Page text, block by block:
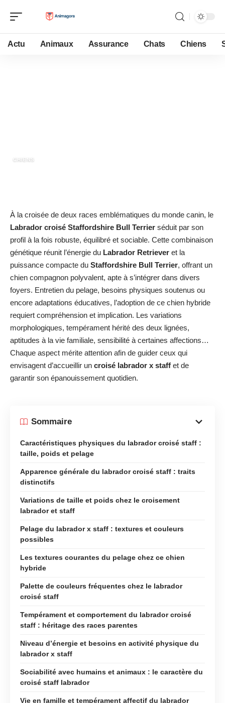
Actu Animaux Assurance Chats Chiens
CHIENS
À la croisée de deux races emblématiques du monde canin, le
Labrador croisé Staffordshire Bull Terrier séduit par son
profil à la fois robuste, équilibré et sociable. Cette combinaison
génétique réunit l’énergie du Labrador Retriever et la
puissance compacte du Staffordshire Bull Terrier, offrant un
chien compagnon polyvalent, apte à s’intégrer dans divers
foyers. Entretien du pelage, besoins physiques soutenus ou
encore adaptations éducatives, l’adoption de ce chien hybride
requiert compréhension et implication. Les variations
morphologiques, tempérament hérité des deux lignées,
aptitudes à la vie familiale, sensibilité à certaines affections…
Chaque aspect mérite attention afin de guider ceux qui
envisagent d’accueillir un croisé labrador x staff et de
garantir son épanouissement quotidien.
Sommaire
Caractéristiques physiques du labrador croisé staff :
taille, poids et pelage
Apparence générale du labrador croisé staff : traits
distinctifs
Variations de taille et poids chez le croisement
labrador et staff
Pelage du labrador x staff : textures et couleurs
possibles
Les textures courantes du pelage chez ce chien
hybride
Palette de couleurs fréquentes chez le labrador
croisé staff
Tempérament et comportement du labrador croisé
staff : héritage des races parentes
Niveau d’énergie et besoins en activité physique du
labrador x staff
Sociabilité avec humains et animaux : le caractère du
croisé staff labrador
Vie en famille et tempérament affectif du labrador